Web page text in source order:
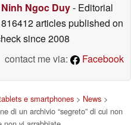
Ninh Ngoc Duy- Editorial
articles published on
since 2008
contact me via:
Facebook
e smartphones > News >
di un archivio “segreto” di cui non